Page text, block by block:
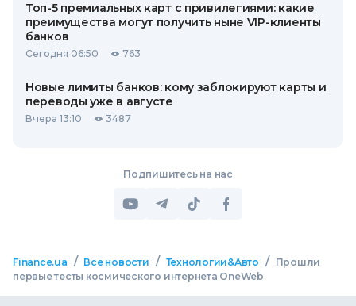
Топ-5 премиальных карт с привилегиями: какие
преимущества могут получить ныне VIP-клиенты
банков
Сегодня 06:50 763
Новые лимиты банков: кому заблокируют карты и
переводы уже в августе
Вчера 13:10 3487
Подпишитесь на нас
Finance.ua / Все новости / Технологии&Авто /
Прошли
первые тесты космического интернета OneWeb